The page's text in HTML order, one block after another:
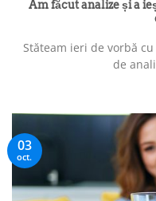
Am făcut analize și a
Stăteam ieri de vorbă
de
03
oct.